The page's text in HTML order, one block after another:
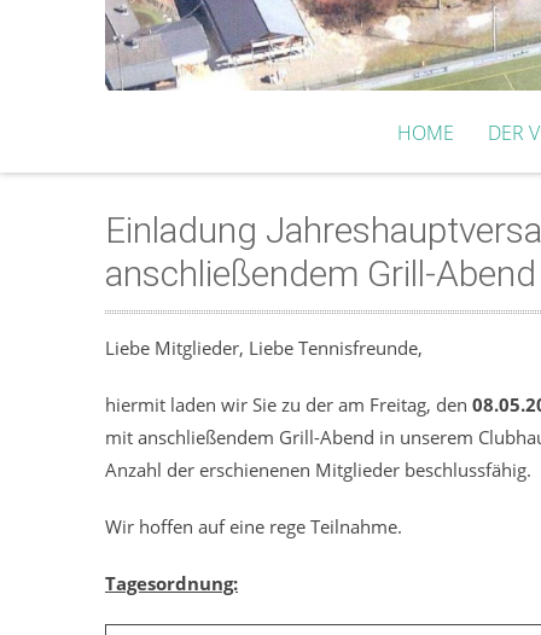
HOME DER
Einladung
anschließendem Grill-Abend
Liebe Mitglieder, Liebe Tennisfreunde,
hiermit laden wir Sie zu der am Freitag, den
mit anschließendem Grill-Abend in unserem
Anzahl der erschienenen Mitglieder beschlussfähig.
Wir hoffen auf eine rege Teilnahme.
Tagesordnung: